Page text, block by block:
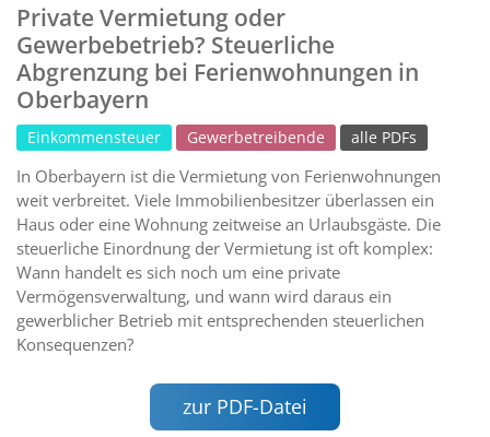
Private Vermietung oder
Gewerbebetrieb? Steuerliche
Abgrenzung bei Ferienwohnungen in
Oberbayern
Einkommensteuer Gewerbetreibende alle PDFs
In Oberbayern ist die Vermietung von Ferienwohnungen
weit verbreitet. Viele Immobilienbesitzer überlassen ein
Haus oder eine Wohnung zeitweise an Urlaubsgäste. Die
steuerliche Einordnung der Vermietung ist oft komplex:
Wann handelt es sich noch um eine private
Vermögensverwaltung, und wann wird daraus ein
gewerblicher Betrieb mit entsprechenden steuerlichen
Konsequenzen?
zur PDF-Datei